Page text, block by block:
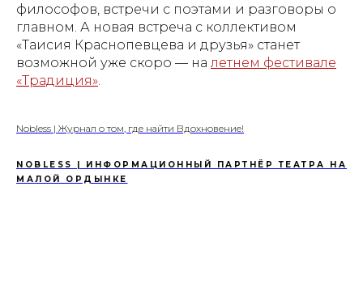
философов, встречи с поэтами и разговоры о
главном. А новая встреча с коллективом
«Таисия Краснопевцева и друзья» станет
возможной уже скоро — на летнем фестивале
«Традиция»
Nobless | Журнал о том, где найти Вдохновение!
NOBLESS | ИНФОРМАЦИОННЫЙ ПАРТНЁР ТЕАТРА НА
МАЛОЙ ОРДЫНКЕ